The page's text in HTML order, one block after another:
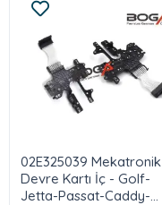
02E325039 Mekatronik
Devre Kartı İç - Golf-
Jetta-Passat-Caddy-